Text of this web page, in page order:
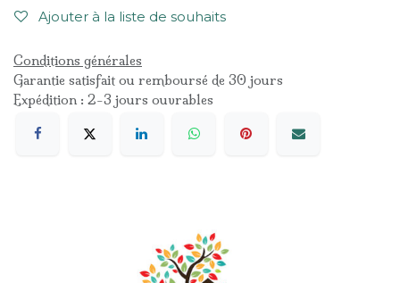
Ajouter à la liste de souhaits
Conditions générales
Garantie satisfait ou remboursé de 30 jours
Expédition : 2-3 jours ouvrables